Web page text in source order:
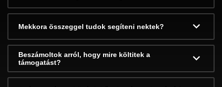
Mekkora összeggel tudok segíteni nektek?
Beszámoltok arról, hogy mire költitek a
támogatást?